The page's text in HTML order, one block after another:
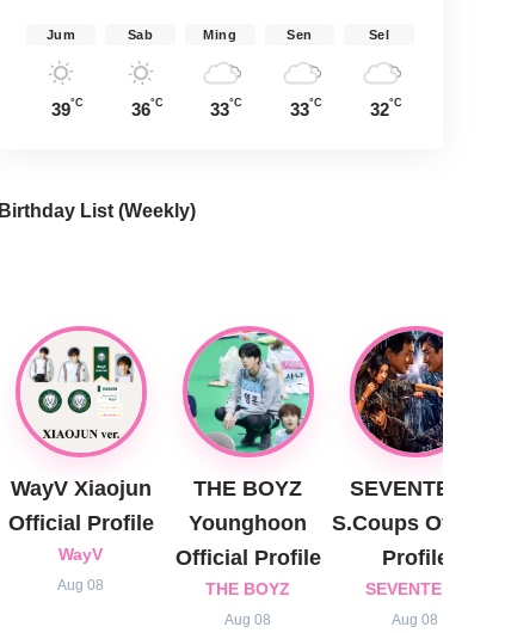
Jum
39°C
Sab
36°C
Ming
33°C
Sen
33°C
Sel
32°C
Birthday List (Weekly)
WayV Xiaojun
Official Profile
WayV
Aug 08
THE BOYZ
Younghoon
Official Profile
THE BOYZ
Aug 08
SEVENTEEN
S.Coups Official
Profile
SEVENTEEN
Aug 08